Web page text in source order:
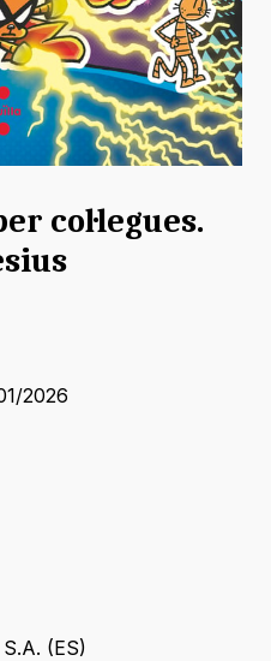
col·legues.
2026
(ES)